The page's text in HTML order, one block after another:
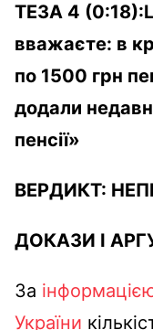
ТЕЗА 4
вважаєте: в
по 1500 грн
додали
пенсії»
ВЕРДИКТ:
ДОКАЗИ І
За
України